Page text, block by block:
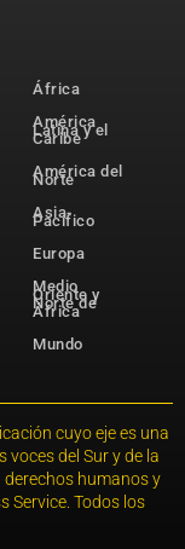
África
América
Latina y el
Caribe
América del
Norte
Asia-
Pacífico
Europa
Medio
Oriente y
Norte de
África
Mundo
cuyo eje es una
del Sur y de la
humanos y
Service. Todos los